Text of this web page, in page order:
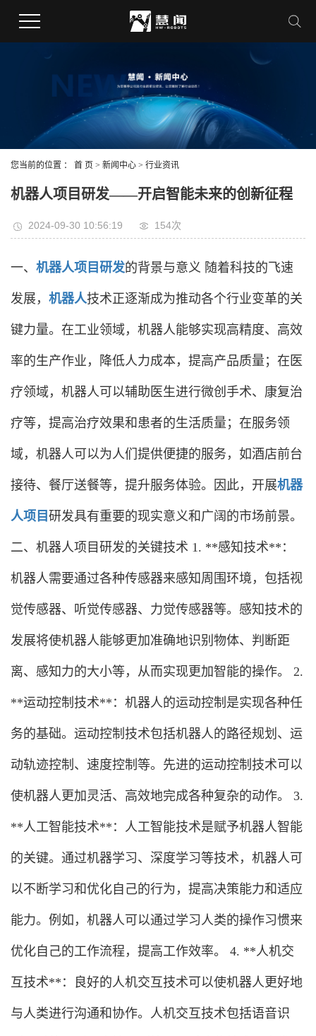
您当前的位置 ： 首 页 > 新闻中心 > 行业资讯
机器人项目研发——开启智能未来的创新征程
2024-09-30 10:56:19 154次
一、 机器人项目研发的背景与意义 随着科技的飞速
发展， 机器人技术正逐渐成为推动各个行业变革的关
键力量。在工业领域，机器人能够实现高精度、高效
率的生产作业，降低人力成本，提高产品质量；在医
疗领域，机器人可以辅助医生进行微创手术、康复治
疗等，提高治疗效果和患者的生活质量；在服务领
域，机器人可以为人们提供便捷的服务，如酒店前台
接待、餐厅送餐等，提升服务体验。因此，开展机器
人项目 研发具有重要的现实意义和广阔的市场前景。
二、机器人项目研发的关键技术 1. **感知技术**：
机器人需要通过各种传感器来感知周围环境，包括视
觉传感器、听觉传感器、力觉传感器等。感知技术的
发展将使机器人能够更加准确地识别物体、判断距
离、感知力的大小等，从而实现更加智能的操作。 2.
**运动控制技术**：机器人的运动控制是实现各种任
务的基础。运动控制技术包括机器人的路径规划、运
动轨迹控制、速度控制等。先进的运动控制技术可以
使机器人更加灵活、高效地完成各种复杂的动作。 3.
**人工智能技术**：人工智能技术是赋予机器人智能
的关键。通过机器学习、深度学习等技术，机器人可
以不断学习和优化自己的行为，提高决策能力和适应
能力。例如，机器人可以通过学习人类的操作习惯来
优化自己的工作流程，提高工作效率。 4. **人机交
互技术**：良好的人机交互技术可以使机器人更好地
与人类进行沟通和协作。人机交互技术包括语音识